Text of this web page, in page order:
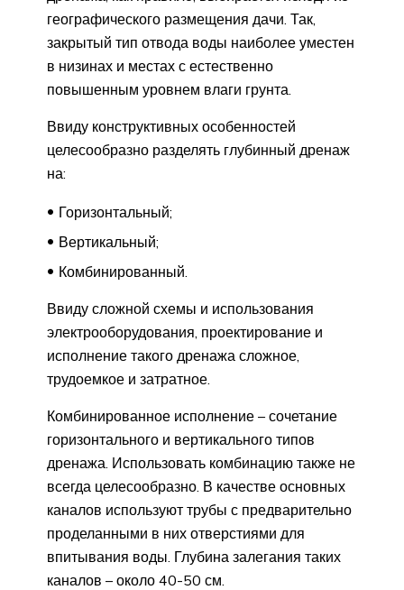
географического размещения дачи. Так,
закрытый тип отвода воды наиболее уместен
в низинах и местах с естественно
повышенным уровнем влаги грунта.
Ввиду конструктивных особенностей
целесообразно разделять глубинный дренаж
на:
Горизонтальный;
Вертикальный;
Комбинированный.
Ввиду сложной схемы и использования
электрооборудования, проектирование и
исполнение такого дренажа сложное,
трудоемкое и затратное.
Комбинированное исполнение – сочетание
горизонтального и вертикального типов
дренажа. Использовать комбинацию также не
всегда целесообразно. В качестве основных
каналов используют трубы с предварительно
проделанными в них отверстиями для
впитывания воды. Глубина залегания таких
каналов – около 40-50 см.